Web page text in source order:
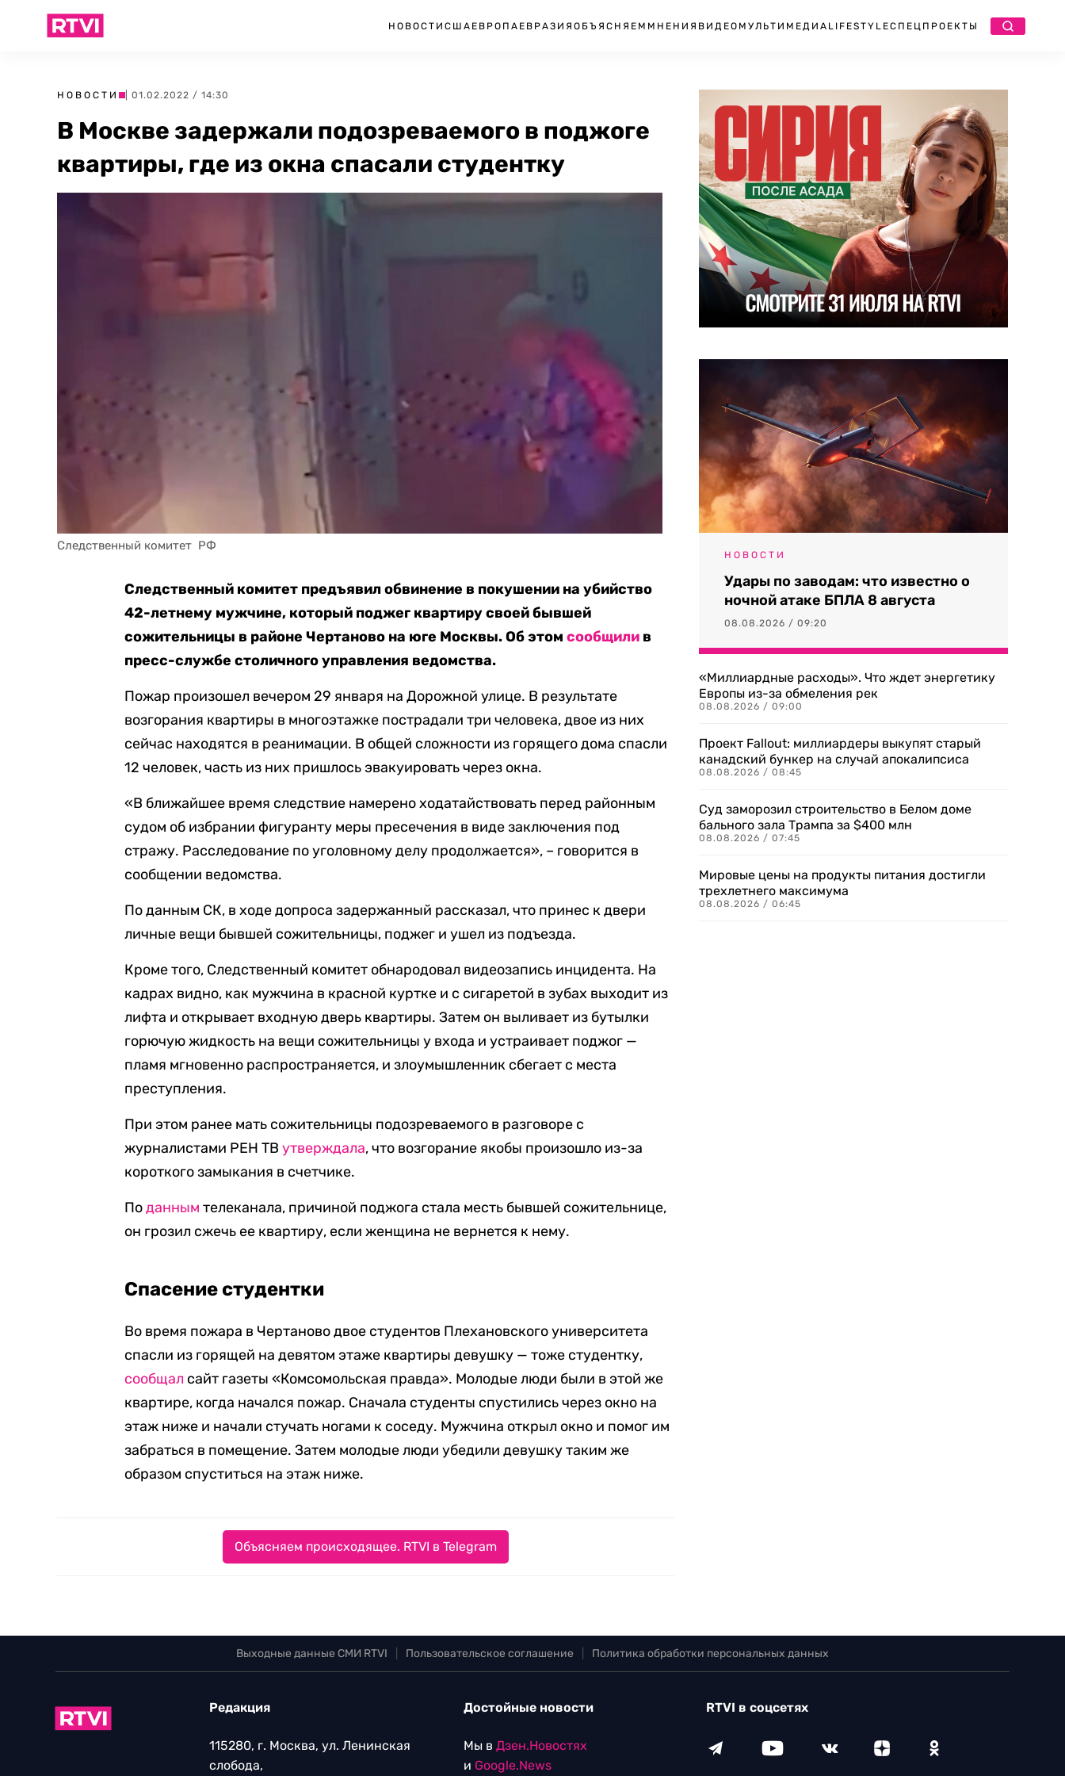
НОВОСТИ США ЕВРОПА ЕВРАЗИЯ ОБЪЯСНЯЕМ МНЕНИЯ ВИДЕО МУЛЬТИМЕДИА LIFESTYLEСПЕЦПРОЕКТЫ
НОВОСТИ | 01.02.2022 / 14:30
В Москве задержали подозреваемого в поджоге
квартиры, где из окна спасали студентку
Следственный комитет  РФ
Следственный комитет предъявил обвинение в покушении на убийство
42-летнему мужчине, который поджег квартиру своей бывшей
сожительницы в районе Чертаново на юге Москвы. Об этомсообщили в
пресс-службе столичного управления ведомства.
Пожар произошел вечером 29 января на Дорожной улице. В результате
возгорания квартиры в многоэтажке пострадали три человека, двое из них
сейчас находятся в реанимации. В общей сложности из горящего дома спасли
12 человек, часть из них пришлось эвакуировать через окна.
«В ближайшее время следствие намерено ходатайствовать перед районным
судом об избрании фигуранту меры пресечения в виде заключения под
стражу. Расследование по уголовному делу продолжается», – говорится в
сообщении ведомства.
По данным СК, в ходе допроса задержанный рассказал, что принес к двери
личные вещи бывшей сожительницы, поджег и ушел из подъезда.
Кроме того, Следственный комитет обнародовал видеозапись инцидента. На
кадрах видно, как мужчина в красной куртке и с сигаретой в зубах выходит из
лифта и открывает входную дверь квартиры. Затем он выливает из бутылки
горючую жидкость на вещи сожительницы у входа и устраивает поджог —
пламя мгновенно распространяется, и злоумышленник сбегает с места
преступления.
При этом ранее мать сожительницы подозреваемого в разговоре с
журналистами РЕН ТВутверждала, что возгорание якобы произошло из-за
короткого замыкания в счетчике.
Поданным телеканала, причиной поджога стала месть бывшей сожительнице,
он грозил сжечь ее квартиру, если женщина не вернется к нему.
Спасение студентки
Во время пожара в Чертаново двое студентов Плехановского университета
спасли из горящей на девятом этаже квартиры девушку — тоже студентку,
сообщал сайт газеты «Комсомольская правда». Молодые люди были в этой же
квартире, когда начался пожар. Сначала студенты спустились через окно на
этаж ниже и начали стучать ногами к соседу. Мужчина открыл окно и помог им
забраться в помещение. Затем молодые люди убедили девушку таким же
образом спуститься на этаж ниже.
Объясняем происходящее. RTVI в Telegram
НОВОСТИ
Удары по заводам: что известно о
ночной атаке БПЛА 8 августа
08.08.2026 / 09:20
«Миллиардные расходы». Что ждет энергетику
Европы из-за обмеления рек
08.08.2026 / 09:00
Проект Fallout: миллиардеры выкупят старый
канадский бункер на случай апокалипсиса
08.08.2026 / 08:45
Суд заморозил строительство в Белом доме
бального зала Трампа за $400 млн
08.08.2026 / 07:45
Мировые цены на продукты питания достигли
трехлетнего максимума
08.08.2026 / 06:45
Выходные данные СМИ RTVI Пользовательское соглашение Политика обработки персональных данных
Редакция
115280, г. Москва, ул. Ленинская
слобода,
Достойные новости
Мы в Дзен.Новостях
и Google.News
RTVI в соцсетях